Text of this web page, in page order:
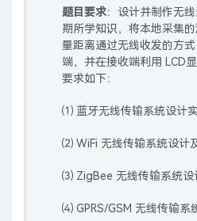
题目要求：设计并制作无
期所学知识，将本地采集
量距离通过无线收发的方
端，并在接收端利用 LCD
要求如下：
⑴ 蓝牙无线传输系统设计
⑵ WiFi 无线传输系统设计
⑶ ZigBee 无线传输系统设
⑷ GPRS/GSM 无线传输系